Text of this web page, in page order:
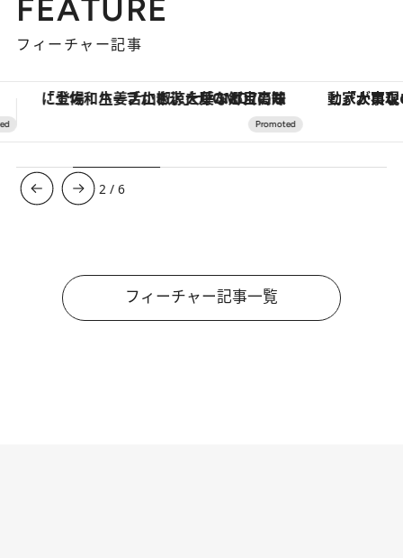
FEATURE
フィーチャー記事
「大事なのは地域の意識を変えること」。ロレックス賞受賞の自然保護活動家が実現させたナイジェリアの自然環境の復活 【銀座で出合う最旬美容】美髪ケアや上質
3 /6
フィーチャー記事一覧